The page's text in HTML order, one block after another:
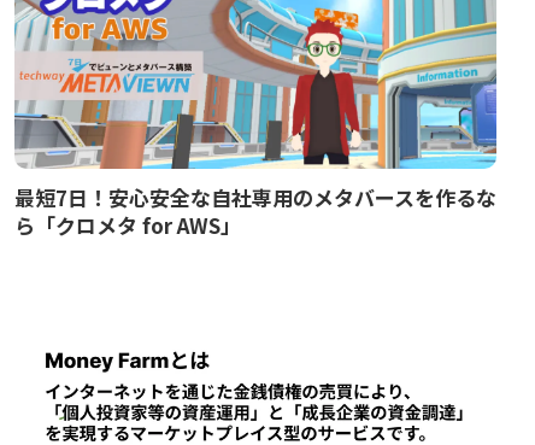
最短7日！安心安全な自社専用のメタバースを作るな
ら「クロメタ for AWS」